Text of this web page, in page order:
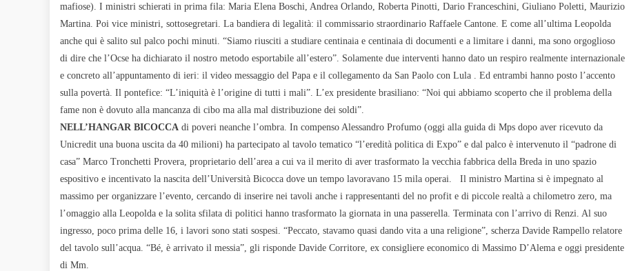
mafiose). I ministri schierati in prima fila: Maria Elena Boschi, Andrea Orlando, Roberta Pinotti, Dario Franceschini, Giuliano Poletti, Maurizio
Martina. Poi vice ministri, sottosegretari. La bandiera di legalità: il commissario straordinario Raffaele Cantone. E come all’ultima Leopolda
anche qui è salito sul palco pochi minuti. “Siamo riusciti a studiare centinaia e centinaia di documenti e a limitare i danni, ma sono orgoglioso
di dire che l’Ocse ha dichiarato il nostro metodo esportabile all’estero”. Solamente due interventi hanno dato un respiro realmente internazionale
e concreto all’appuntamento di ieri: il video messaggio del Papa e il collegamento da San Paolo con Lula
. Ed entrambi hanno posto l’accento
sulla povertà. Il pontefice: “L’iniquità è l’origine di tutti i mali”. L’ex presidente brasiliano: “Noi qui abbiamo scoperto che il problema della
fame non è dovuto alla mancanza di cibo ma alla mal distribuzione dei soldi”.
NELL’HANGAR BICOCCA di poveri neanche l’ombra. In compenso Alessandro Profumo (oggi alla guida di Mps dopo aver ricevuto da
Unicredit una buona uscita da 40 milioni) ha partecipato al tavolo tematico “l’eredità politica di Expo” e dal palco è intervenuto il “padrone di
casa” Marco Tronchetti Provera, proprietario dell’area a cui va il merito di aver trasformato la vecchia fabbrica della Breda in uno spazio
espositivo e incentivato la nascita dell’Università Bicocca dove un tempo lavoravano 15 mila operai.
Il ministro Martina si è impegnato al
massimo per organizzare l’evento, cercando di inserire nei tavoli anche i rappresentanti del no profit e di piccole realtà a chilometro zero, ma
l’omaggio alla Leopolda e la solita sfilata di politici hanno trasformato la giornata in una passerella. Terminata con l’arrivo di Renzi. Al suo
ingresso, poco prima delle 16, i lavori sono stati sospesi. “Peccato, stavamo quasi dando vita a una religione”, scherza Davide Rampello relatore
del tavolo sull’acqua. “Bé, è arrivato il messia”, gli risponde Davide Corritore, ex consigliere economico di Massimo D’Alema e oggi presidente
di Mm.